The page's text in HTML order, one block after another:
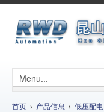
首页 › 产品信息 › 低压配电